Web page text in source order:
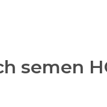
semen